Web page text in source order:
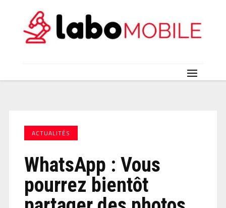
ACTUALITÉS
WhatsApp : Vous
pourrez bientôt